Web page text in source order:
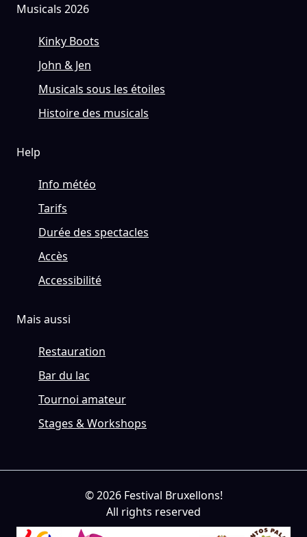
Musicals 2026
Kinky Boots
John & Jen
Musicals sous les étoiles
Histoire des musicals
Help
Info météo
Tarifs
Durée des spectacles
Accès
Accessibilité
Mais aussi
Restauration
Bar du lac
Tournoi amateur
Stages & Workshops
© 2026 Festival Bruxellons!
All rights reserved